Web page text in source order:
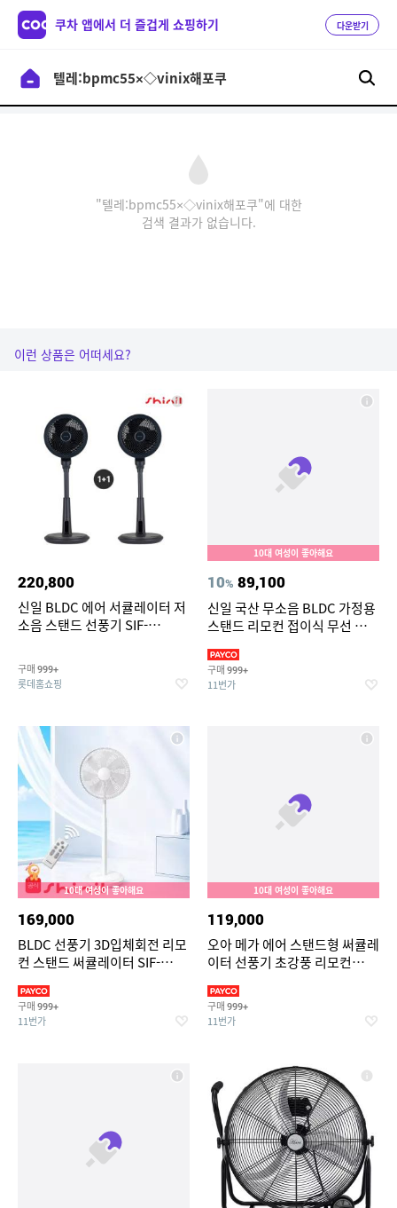
쿠차 앱에서 더 즐겁게 쇼핑하기 다운받기
"텔레:bpmc55×◇vinix해포쿠"에 대한
검색 결과가 없습니다.
이런 상품은 어떠세요?
220,800
신일 BLDC 에어 서큘레이터 저
소음 스탠드 선풍기 SIF-
구매 999+
롯데홈쇼핑
10대 여성이 좋아해요
10% 89,100
신일 국산 무소음 BLDC 가정용
스탠드 리모컨 접이식 무선 선풍
구매 999+
11번가
10대 여성이 좋아해요
169,000
BLDC 선풍기 3D입체회전 리모
컨 스탠드 써큘레이터 SIF-
구매 999+
11번가
10대 여성이 좋아해요
119,000
오아 메가 에어 스탠드형 써큘레
이터 선풍기 초강풍 리모컨
용 서큘레이터
구매 999+
11번가